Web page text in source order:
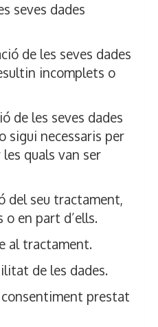
seves dades
de les seves dades
incomplets o
de les seves dades
sigui necessaris per
quals van ser
del seu tractament,
o en part d’ells.
al tractament.
de les dades.
prestat